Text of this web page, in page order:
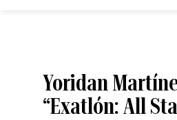
Yoridan
“Exatlón: All